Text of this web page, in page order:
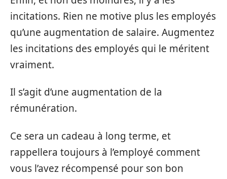
incitations. Rien ne motive plus les employés
qu’une augmentation de salaire. Augmentez
les incitations des employés qui le méritent
vraiment.
Il s’agit d’une augmentation de la
rémunération.
Ce sera un cadeau à long terme, et
rappellera toujours à l’employé comment
vous l’avez récompensé pour son bon